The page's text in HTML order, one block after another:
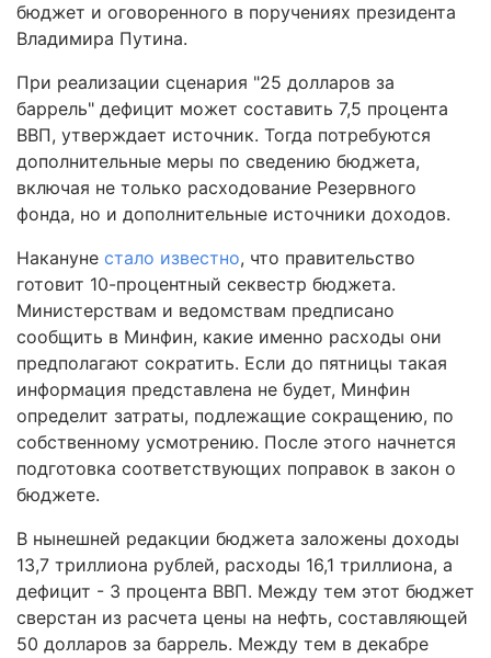
бюджет и оговоренного в поручениях президента
Владимира Путина.
При реализации сценария "25 долларов за
баррель" дефицит может составить 7,5 процента
ВВП, утверждает источник. Тогда потребуются
дополнительные меры по сведению бюджета,
включая не только расходование Резервного
фонда, но и дополнительные источники доходов.
Накануне стало известно, что правительство
готовит 10-процентный секвестр бюджета.
Министерствам и ведомствам предписано
сообщить в Минфин, какие именно расходы они
предполагают сократить. Если до пятницы такая
информация представлена не будет, Минфин
определит затраты, подлежащие сокращению, по
собственному усмотрению. После этого начнется
подготовка соответствующих поправок в закон о
бюджете.
В нынешней редакции бюджета заложены доходы
13,7 триллиона рублей, расходы 16,1 триллиона, а
дефицит - 3 процента ВВП. Между тем этот бюджет
сверстан из расчета цены на нефть, составляющей
50 долларов за баррель. Между тем в декабре